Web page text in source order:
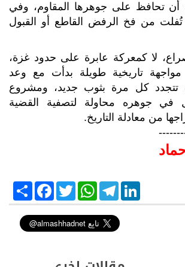
أن تحافظ على جوهرها المقاوم، وفي
من فخ الرفض القاطع أو القبول
لا كمعركة عابرة على حدود غزة،
تاريخية طويلة بدأت مع وعد
تتجدد كل مرة بثوب جديد، ومشروع
في جوهره محاولة لتصفية القضية
من معادلة التاريخ.
S
h
a
r
e
F
a
c
e
b
o
T
w
i
t
t
e
W
h
a
t
s
A
T
e
l
e
g
r
L
i
n